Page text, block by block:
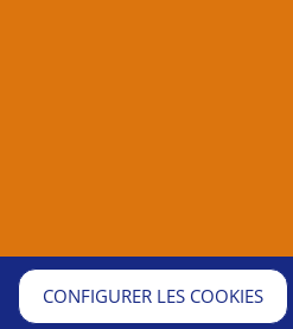
CONFIGURER LES COOKIES